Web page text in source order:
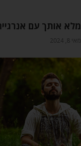
אותך עם
מאי 8, 2024